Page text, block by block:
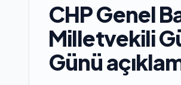
CHP Genel
Milletvekili
Günü